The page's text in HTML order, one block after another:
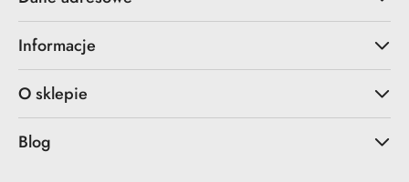
Informacje
O sklepie
Blog